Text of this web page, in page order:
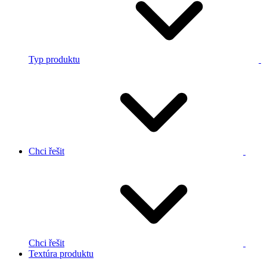
Typ produktu
Chci řešit
Chci řešit
Textúra produktu